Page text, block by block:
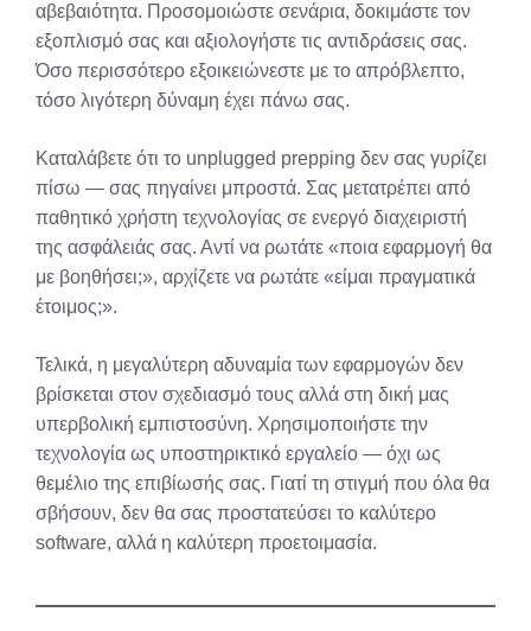
αβεβαιότητα. Προσομοιώστε σενάρια, δοκιμάστε τον
εξοπλισμό σας και αξιολογήστε τις αντιδράσεις σας.
Όσο περισσότερο εξοικειώνεστε με το απρόβλεπτο,
τόσο λιγότερη δύναμη έχει πάνω σας.
Καταλάβετε ότι το unplugged prepping δεν σας γυρίζει
πίσω — σας πηγαίνει μπροστά. Σας μετατρέπει από
παθητικό χρήστη τεχνολογίας σε ενεργό διαχειριστή
της ασφάλειάς σας. Αντί να ρωτάτε «ποια εφαρμογή θα
με βοηθήσει;», αρχίζετε να ρωτάτε «είμαι πραγματικά
έτοιμος;».
Τελικά, η μεγαλύτερη αδυναμία των εφαρμογών δεν
βρίσκεται στον σχεδιασμό τους αλλά στη δική μας
υπερβολική εμπιστοσύνη. Χρησιμοποιήστε την
τεχνολογία ως υποστηρικτικό εργαλείο — όχι ως
θεμέλιο της επιβίωσής σας. Γιατί τη στιγμή που όλα θα
σβήσουν, δεν θα σας προστατεύσει το καλύτερο
software, αλλά η καλύτερη προετοιμασία.